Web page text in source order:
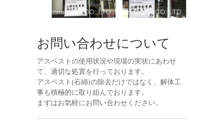
お問い合わせについて
アスベストの使用状況や現場の実状にあわせ
て、適切な処置を行っております。
アスベスト(石綿)の除去だけではなく、解体工
事も積極的に取り組んでおります。
まずはお気軽にお問い合わせください。